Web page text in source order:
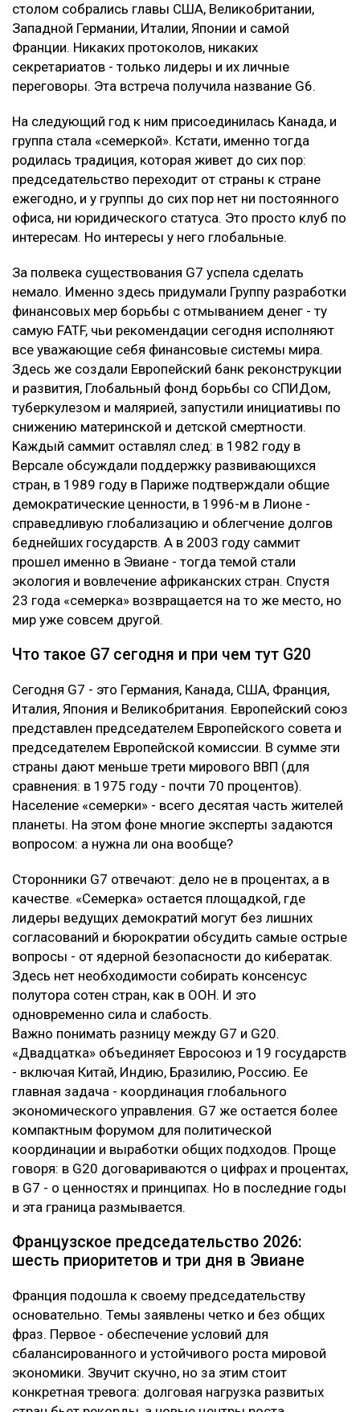
столом собрались главы США, Великобритании,
Западной Германии, Италии, Японии и самой
Франции. Никаких протоколов, никаких
секретариатов - только лидеры и их личные
переговоры. Эта встреча получила название G6.
На следующий год к ним присоединилась Канада, и
группа стала «семеркой». Кстати, именно тогда
родилась традиция, которая живет до сих пор:
председательство переходит от страны к стране
ежегодно, и у группы до сих пор нет ни постоянного
офиса, ни юридического статуса. Это просто клуб по
интересам. Но интересы у него глобальные.
За полвека существования G7 успела сделать
немало. Именно здесь придумали Группу разработки
финансовых мер борьбы с отмыванием денег - ту
самую FATF, чьи рекомендации сегодня исполняют
все уважающие себя финансовые системы мира.
Здесь же создали Европейский банк реконструкции
и развития, Глобальный фонд борьбы со СПИДом,
туберкулезом и малярией, запустили инициативы по
снижению материнской и детской смертности.
Каждый саммит оставлял след: в 1982 году в
Версале обсуждали поддержку развивающихся
стран, в 1989 году в Париже подтверждали общие
демократические ценности, в 1996-м в Лионе -
справедливую глобализацию и облегчение долгов
беднейших государств. А в 2003 году саммит
прошел именно в Эвиане - тогда темой стали
экология и вовлечение африканских стран. Спустя
23 года «семерка» возвращается на то же место, но
мир уже совсем другой.
Что такое G7 сегодня и при чем тут G20
Сегодня G7 - это Германия, Канада, США, Франция,
Италия, Япония и Великобритания. Европейский союз
представлен председателем Европейского совета и
председателем Европейской комиссии. В сумме эти
страны дают меньше трети мирового ВВП (для
сравнения: в 1975 году - почти 70 процентов).
Население «семерки» - всего десятая часть жителей
планеты. На этом фоне многие эксперты задаются
вопросом: а нужна ли она вообще?
Сторонники G7 отвечают: дело не в процентах, а в
качестве. «Семерка» остается площадкой, где
лидеры ведущих демократий могут без лишних
согласований и бюрократии обсудить самые острые
вопросы - от ядерной безопасности до кибератак.
Здесь нет необходимости собирать консенсус
полутора сотен стран, как в ООН. И это
одновременно сила и слабость.
Важно понимать разницу между G7 и G20.
«Двадцатка» объединяет Евросоюз и 19 государств
- включая Китай, Индию, Бразилию, Россию. Ее
главная задача - координация глобального
экономического управления. G7 же остается более
компактным форумом для политической
координации и выработки общих подходов. Проще
говоря: в G20 договариваются о цифрах и процентах,
в G7 - о ценностях и принципах. Но в последние годы
и эта граница размывается.
Французское председательство 2026:
шесть приоритетов и три дня в Эвиане
Франция подошла к своему председательству
основательно. Темы заявлены четко и без общих
фраз. Первое - обеспечение условий для
сбалансированного и устойчивого роста мировой
экономики. Звучит скучно, но за этим стоит
конкретная тревога: долговая нагрузка развитых